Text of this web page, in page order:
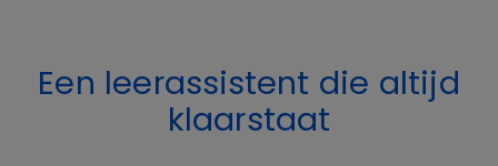
Een leerassistent die altijd
klaarstaat